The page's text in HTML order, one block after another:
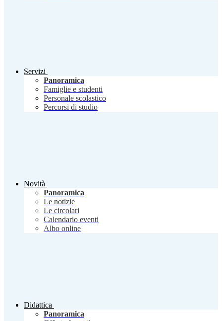
Servizi
Panoramica
Famiglie e studenti
Personale scolastico
Percorsi di studio
Novità
Panoramica
Le notizie
Le circolari
Calendario eventi
Albo online
Didattica
Panoramica